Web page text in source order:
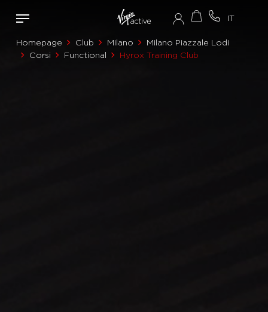
Homepage Club Milano
Milano Piazzale Lodi
Corsi
Functional Hyrox Training Club